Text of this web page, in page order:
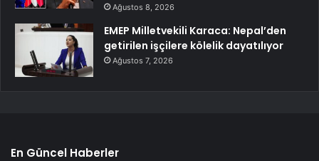
Ağustos 8, 2026
EMEP Milletvekili Karaca: Nepal’den
getirilen işçilere kölelik dayatılıyor
Ağustos 7, 2026
En Güncel Haberler